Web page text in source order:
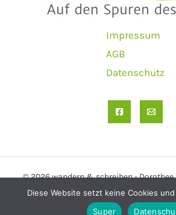
Impressum
AGB
Datenschutz
© 2026 wandern & schreiben - Dorothee
Diese Website setzt keine Cookies
Super